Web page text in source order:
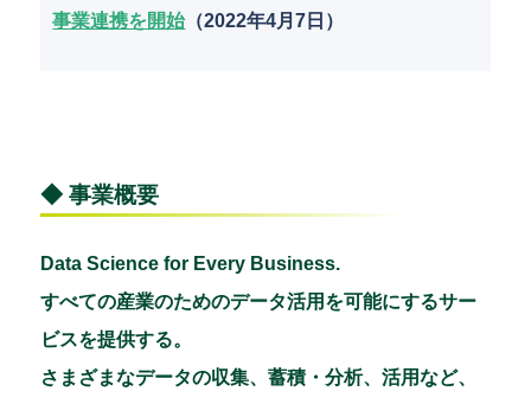
事業連携を開始（2022年4月7日）
◆ 事業概要
Data Science for Every Business.
すべての産業のためのデータ活用を可能にするサー
ビスを提供する。
さまざまなデータの収集、蓄積・分析、活用など、